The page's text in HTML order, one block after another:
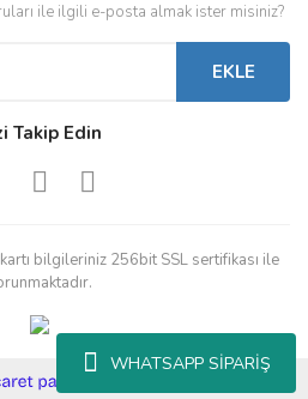
WHATSAPP SİPARİŞ
ile ilgili e-posta almak ister misiniz?
EKLE
Takip Edin
bilgileriniz 256bit SSL sertifikası ile